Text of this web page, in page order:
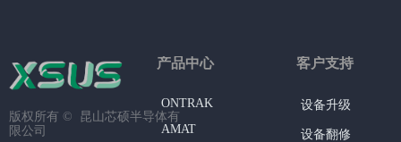
版权所有 ©
昆山芯硕半导体有
限公司
产品中心
ONTRAK
AMAT
设备升级
设备翻修
客户支持